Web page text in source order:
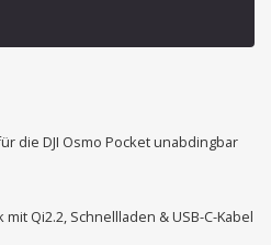
die DJI Osmo Pocket unabdingbar
Qi2.2, Schnellladen & USB-C-Kabel